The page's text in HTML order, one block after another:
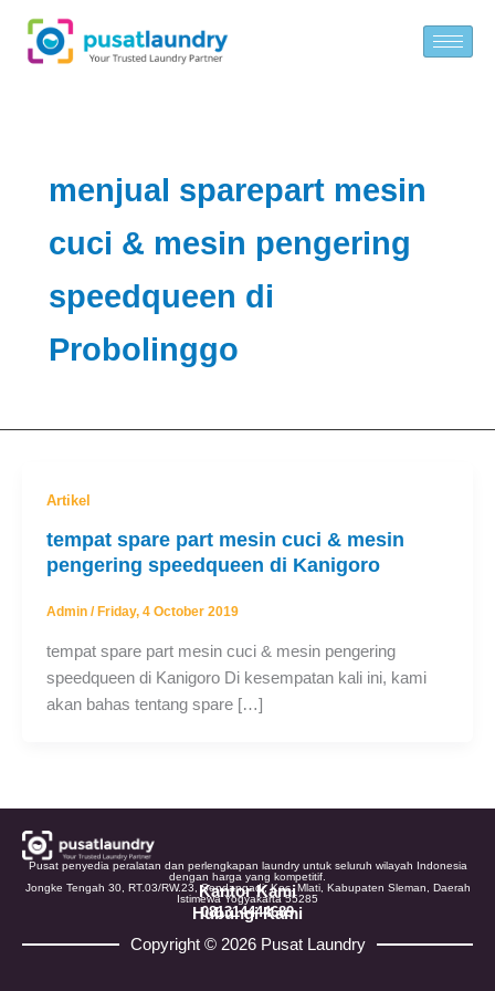
content
menjual sparepart mesin
cuci & mesin pengering
speedqueen di
Probolinggo
Artikel
tempat spare part mesin cuci & mesin
pengering speedqueen di Kanigoro
Admin / Friday, 4 October 2019
tempat spare part mesin cuci & mesin pengering
speedqueen di Kanigoro Di kesempatan kali ini, kami
akan bahas tentang spare […]
Pusat penyedia peralatan dan perlengkapan laundry untuk seluruh wilayah Indonesia
dengan harga yang kompetitif.
Kantor Kami
Jongke Tengah 30, RT.03/RW.23, Sendangadi, Kec. Mlati, Kabupaten Sleman, Daerah
Istimewa Yogyakarta 55285
Hubungi Kami
081314444689
Copyright © 2026 Pusat Laundry